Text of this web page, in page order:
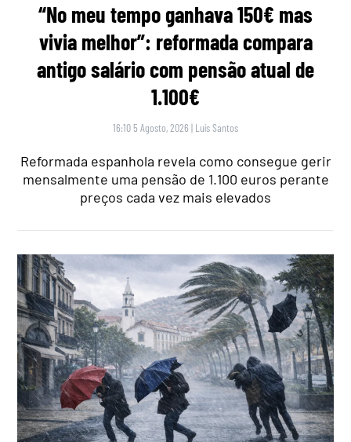
“No meu tempo ganhava 150€ mas
vivia melhor”: reformada compara
antigo salário com pensão atual de
1.100€
16:10 5 Agosto, 2026 | Luís Santos
Reformada espanhola revela como consegue gerir
mensalmente uma pensão de 1.100 euros perante
preços cada vez mais elevados